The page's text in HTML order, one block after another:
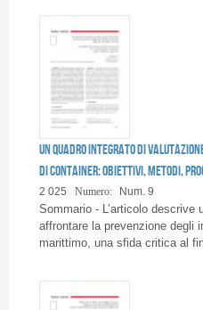
Un quadro integrato di
di container: obiettivi, metodi,
2 025 Numero: Num. 9
Sommario - L’articolo
affrontare la prevenzione degli
marittimo, una sfida critica al